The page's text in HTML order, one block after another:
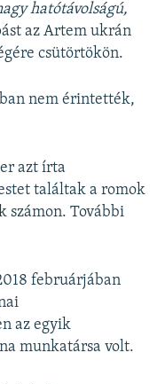
hatótávolságú,
az Artem ukrán
csütörtökön.
nem érintették,
azt írta
találtak a romok
számon. További
februárjában
az egyik
munkatársa volt.